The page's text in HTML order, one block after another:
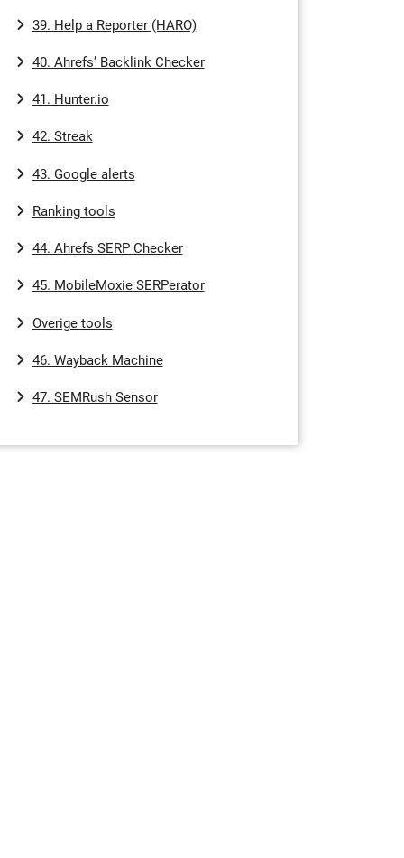
39. Help a Reporter (HARO)
40. Ahrefs’ Backlink Checker
41. Hunter.io
42. Streak
43. Google alerts
Ranking tools
44. Ahrefs SERP Checker
45. MobileMoxie SERPerator
Overige tools
46. Wayback Machine
47. SEMRush Sensor